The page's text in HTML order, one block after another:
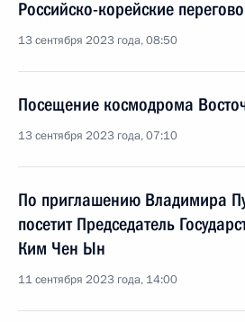
Российско-корейские
13 сентября 2023 года, 08:50
Посещение космодрома
13 сентября 2023 года, 07:10
По приглашению Владимира
посетит Председатель
Ким Чен Ын
11 сентября 2023 года, 14:00